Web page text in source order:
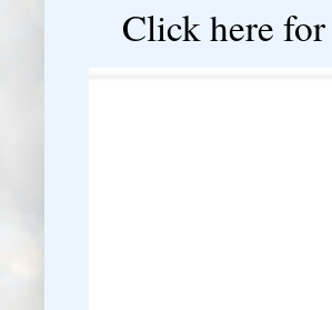
Click here